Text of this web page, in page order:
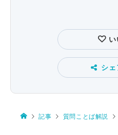
シ
記事 質問ことば解説